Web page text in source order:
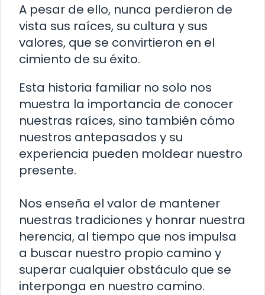
A pesar de ello, nunca perdieron de
vista sus raíces, su cultura y sus
valores, que se convirtieron en el
cimiento de su éxito.
Esta historia familiar no solo nos
muestra la importancia de conocer
nuestras raíces, sino también cómo
nuestros antepasados ​​y su
experiencia pueden moldear nuestro
presente.
Nos enseña el valor de mantener
nuestras tradiciones y honrar nuestra
herencia, al tiempo que nos impulsa
a buscar nuestro propio camino y
superar cualquier obstáculo que se
interponga en nuestro camino.